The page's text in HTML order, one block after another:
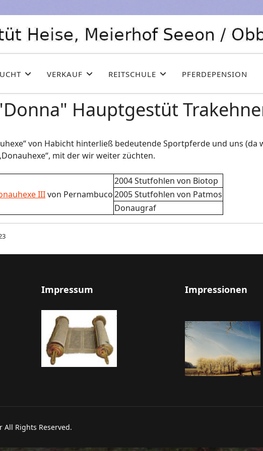
VERKAUF REITSCHULE PFERDEPENSION
Hauptgestüt
von Habicht hinterließ bedeutende Sportpferde und uns
mit der wir weiter züchten.
IIIvon Pernambuco
2004 Stutfohlen von Biotop
2005 Stutfohlen von Patmos
Donaugraf
Impressum Impressionen
All Rights Reserved.